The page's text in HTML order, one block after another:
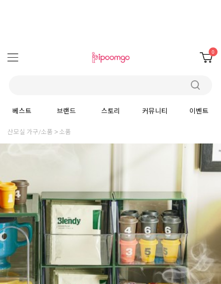
0
베스트 브랜드 스토리 커뮤니티 이벤트
산모실 가구/소품 소품